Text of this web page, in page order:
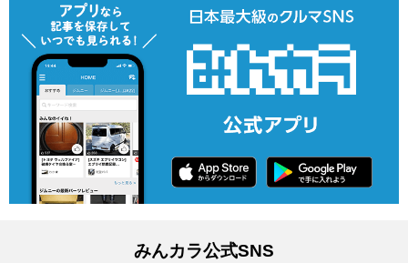
みんカラ公式SNS